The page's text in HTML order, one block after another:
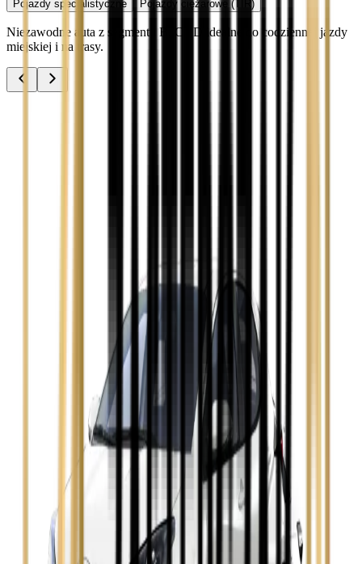
Pojazdy specjalistyczne
Pojazdy ciężarowe (TIR)
Niezawodne auta z segmentu B, C i D idealne do codziennej jazdy
miejskiej i na trasy.
Opel Insignia
Seat Leon